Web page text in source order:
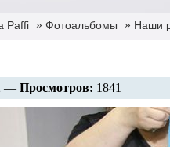
Paffi » Фотоальбомы » Наши
— Просмотров: 1841